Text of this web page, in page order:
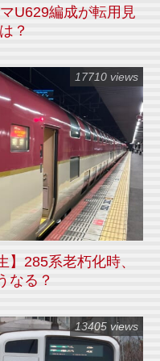
U629編成が転用見
？
】285系老朽化時、
なる？
17710 views
13405 views